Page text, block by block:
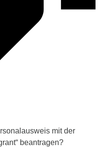
mit der
beantragen?